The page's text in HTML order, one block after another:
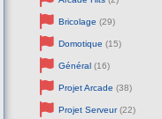
Bricolage (29)
Domotique (15)
Général(16)
Projet Arcade (38)
Projet Serveur(22)